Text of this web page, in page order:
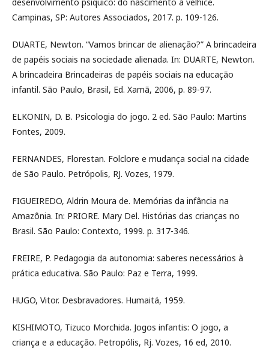
Campinas, SP: Autores Associados, 2017. p. 109-126.
DUARTE, Newton. “Vamos brincar de alienação?” A brincadeira
de papéis sociais na sociedade alienada. In: DUARTE, Newton.
A brincadeira Brincadeiras de papéis sociais na educação
infantil. São Paulo, Brasil, Ed. Xamã, 2006, p. 89-97.
ELKONIN, D. B. Psicologia do jogo. 2 ed. São Paulo: Martins
Fontes, 2009.
FERNANDES, Florestan. Folclore e mudança social na cidade
de São Paulo. Petrópolis, RJ. Vozes, 1979.
FIGUEIREDO, Aldrin Moura de. Memórias da infância na
Amazônia. In: PRIORE. Mary Del. Histórias das crianças no
Brasil. São Paulo: Contexto, 1999. p. 317-346.
FREIRE, P. Pedagogia da autonomia: saberes necessários à
prática educativa. São Paulo: Paz e Terra, 1999.
HUGO, Vitor. Desbravadores. Humaitá, 1959.
KISHIMOTO, Tizuco Morchida. Jogos infantis: O jogo, a
criança e a educação. Petropólis, Rj. Vozes, 16 ed, 2010.